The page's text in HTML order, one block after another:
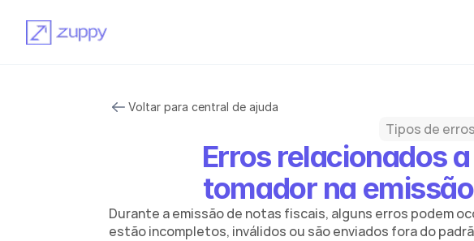
Voltar para central de ajuda
Tipos de erros
Erros relacionados
tomador na
Durante a emissão de notas fiscais, alguns erros podem
estão incompletos, inválidos ou são enviados fora do